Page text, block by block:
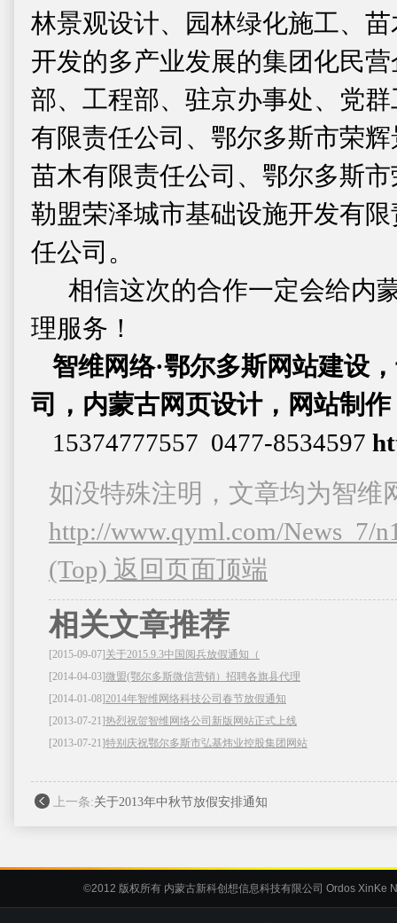
林景观设计、园林绿化施工、
开发的多产业发展的集团化民
部、工程部、驻京办事处、党
有限责任公司、鄂尔多斯市荣
苗木有限责任公司、鄂尔多斯
勒盟荣泽城市基础设施开发有
任公司。
相信这次的合作一定会给内
理服务！
智维网络·鄂尔多斯网站建设
司，内蒙古网页设计，网站制
15374777557 0477-8534597
如没特殊注明，文章均为智维
http://www.qyml.com/News_7/
(Top) 返回页面顶端
相关文章推荐
[2015-09-07] 关于2015.9.3中国阅兵放假通知（
[2014-04-03]微盟(鄂尔多斯微信营销）招聘各旗县代理
[2014-01-08]2014年智维网络科技公司春节放假通知
[2013-07-21]热烈祝贺智维网络公司新版网站正式上线
[2013-07-21]特别庆祝鄂尔多斯市弘基炜业控股集团网站
上一条:关于2013年中秋节放假安排通知
©2012 版权所有 内蒙古新科创想信息科技有限公司Ordos XinKe